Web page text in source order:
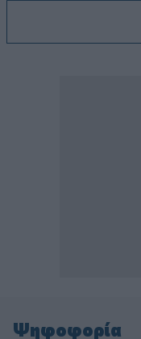
Ψηφοφορία